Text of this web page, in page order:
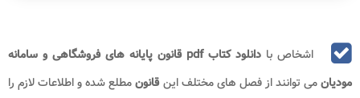
اشخاص با
دانلود کتاب pdf قانون پایانه های فروشگاهی و سامانه
مودیانمی توانند از فصل های مختلف اینقانونمطلع شده و اطلاعات لازم را